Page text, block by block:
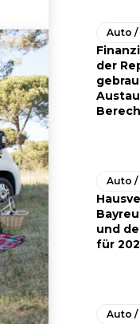
Auto /
der
Auto /
und
für
Auto /